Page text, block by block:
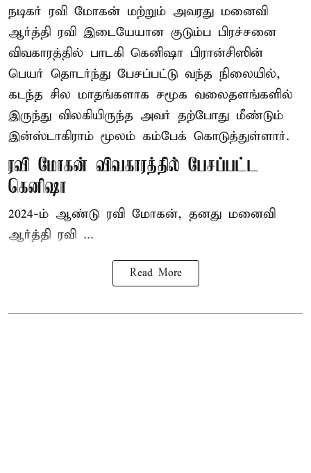
நடிகர் ரவி மோகன் மற்றும் அவரது மனைவி
ஆர்த்தி ரவி இடையேயான குடும்ப பிரச்சனை
விவகாரத்தில் பாடகி கெனிஷா பிரான்சிஸின்
பெயர் தொடர்ந்து பேசப்பட்டு வந்த நிலையில்,
கடந்த சில மாதங்களாக சமூக வலைதளங்களில்
இருந்து விலகியிருந்த அவர் தற்போது மீண்டும்
இன்ஸ்டாகிராம் மூலம் கம்பேக் கொடுத்துள்ளார்.
ரவி மோகன் விவகாரத்தில் பேசப்பட்ட
கெனிஷா
2024-ம் ஆண்டு ரவி மோகன், தனது மனைவி
ஆர்த்தி ரவி ...
Read More